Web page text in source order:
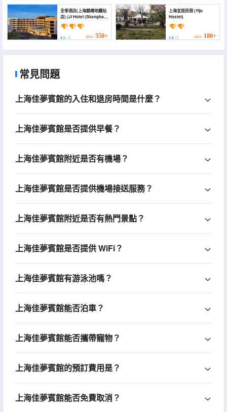
全季酒店(上海顓橋地鐵站
店) (JI Hotel (Shanghai
Zhuanqiao Subway
Station))
4.5 / 5 HKD 558+
上海宜居民宿 (Yiju
Hostel)
3.8/ 5 HKD 180+
常見問題
上海佳夢賓館的入住和退房時間是什麼？
上海佳夢賓館是否提供早餐？
上海佳夢賓館附近是否有機場？
上海佳夢賓館是否提供機場接送服務？
上海佳夢賓館附近是否有熱門景點？
上海佳夢賓館是否提供 WiFi？
上海佳夢賓館有游泳池嗎？
上海佳夢賓館能否泊車？
上海佳夢賓館能否攜帶寵物？
上海佳夢賓館的預訂費用是？
上海佳夢賓館能否免費取消？